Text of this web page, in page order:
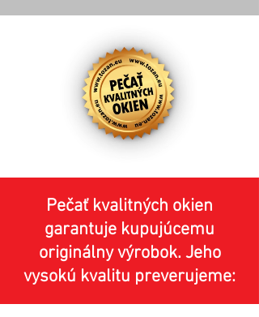
Pečať kvalitných okien
garantuje kupujúcemu
originálny výrobok. Jeho
vysokú kvalitu preverujeme: